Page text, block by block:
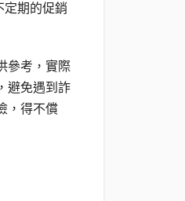
定期的促銷
參考，實際
，避免遇到詐
，得不償